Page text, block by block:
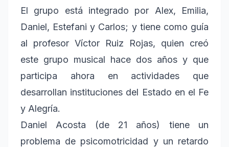
El grupo está integrado por Alex, Emilia,
Daniel, Estefani y Carlos; y tiene como guía
al profesor Víctor Ruiz Rojas, quien creó
este grupo musical hace dos años y que
participa ahora en actividades que
desarrollan instituciones del Estado en el Fe
y Alegría.
Daniel Acosta (de 21 años) tiene un
problema de psicomotricidad y un retardo